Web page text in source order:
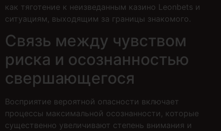
как тяготение к неизведанным казино Leonbets и
ситуациям, выходящим за границы знакомого.
Связь между чувством
риска и осознанностью
свершающегося
Восприятие вероятной опасности включает
процессы максимальной осознанности, которые
существенно увеличивают степень внимания и